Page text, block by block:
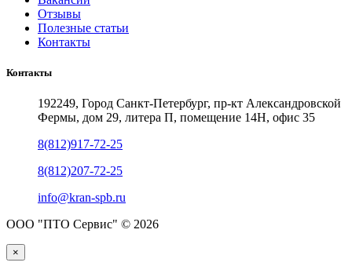
Отзывы
Полезные статьи
Контакты
Контакты
192249, Город Санкт-Петербург, пр-кт Александровской
Фермы, дом 29, литера П, помещение 14Н, офис 35
8(812)917-72-25
8(812)207-72-25
info@kran-spb.ru
ООО "ПТО Сервис" © 2026
×